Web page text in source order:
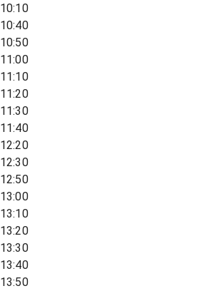
10:10
10:40
10:50
11:00
11:10
11:20
11:30
11:40
12:20
12:30
12:50
13:00
13:10
13:20
13:30
13:40
13:50